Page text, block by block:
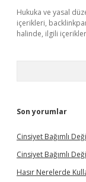
Hukuka ve yasal
içerikleri,
halinde, ilgili
Son yorumlar
Cinsiyet Bağımlı
Cinsiyet Bağımlı
Hasır Nerelerde